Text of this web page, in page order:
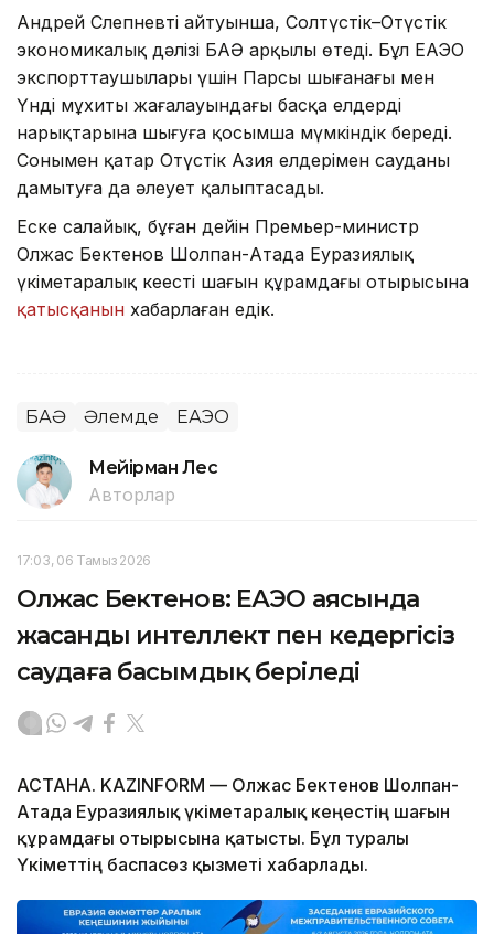
Андрей Слепневтің айтуынша, Солтүстік–Оңтүстік
экономикалық дәлізі БАӘ арқылы өтеді. Бұл ЕАЭО
экспорттаушылары үшін Парсы шығанағы мен
Үнді мұхиты жағалауындағы басқа елдердің
нарықтарына шығуға қосымша мүмкіндік береді.
Сонымен қатар Оңтүстік Азия елдерімен сауданы
дамытуға да әлеует қалыптасады.
Еске салайық, бұған дейін Премьер-министр
Олжас Бектенов Шолпан-Атада Еуразиялық
үкіметаралық кеңестің шағын құрамдағы отырысына
қатысқанын хабарлаған едік.
БАӘ Әлемде ЕАЭО
Мейірман Лес
Авторлар
17:03, 06 Тамыз 2026
Олжас Бектенов: ЕАЭО аясында
жасанды интеллект пен кедергісіз
саудаға басымдық беріледі
АСТАНА. KAZINFORM — Олжас Бектенов Шолпан-
Атада Еуразиялық үкіметаралық кеңестің шағын
құрамдағы отырысына қатысты. Бұл туралы
Үкіметтің баспасөз қызметі хабарлады.